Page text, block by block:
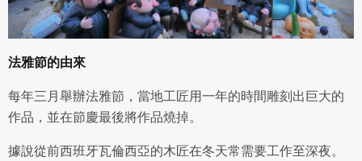
法雅節的由來
每年三月舉辦法雅節，當地工匠用一年的時間雕刻出巨大的
作品，並在節慶最後將作品燒掉。
據說從前西班牙瓦倫西亞的木匠在冬天常需要工作至深夜。